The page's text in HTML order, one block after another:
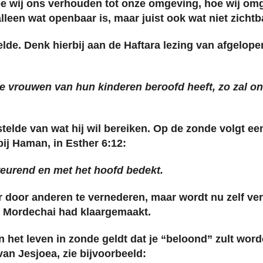
wij ons verhouden tot onze omgeving, hoe wij
wat openbaar is, maar juist ook wat niet
Denk hierbij aan de Haftara lezing van
vrouwen van hun kinderen beroofd heeft, zo zal
van wat hij wil bereiken. Op de zonde volgt
Haman, in Esther 6:12:
en met het hoofd bedekt.
anderen te vernederen, maar wordt nu zelf
had klaargemaakt.
leven in zonde geldt dat je “beloond” zult
Jesjoea, zie bijvoorbeeld: